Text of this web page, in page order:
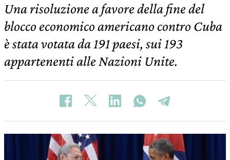
Una risoluzione a favore della fine del
blocco economico americano contro Cuba
è stata votata da 191 paesi, sui 193
appartenenti alle Nazioni Unite.